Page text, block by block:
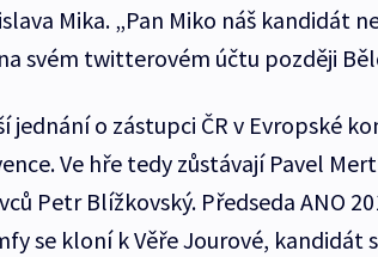
Mika. „Pan Miko náš kandidát
svém twitterovém účtu později
jednání o zástupci ČR v Evropské
Ve hře tedy zůstávají Pavel
Petr Blížkovský. Předseda ANO
se kloní k Věře Jourové, kandidát